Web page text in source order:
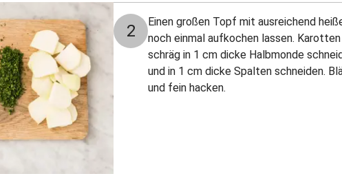
2
Einen großen Topf mit ausreichend
noch einmal aufkochen lassen.
schräg in 1 cm dicke Halbmonde
und in 1 cm dicke Spalten schneiden.
und fein hacken.